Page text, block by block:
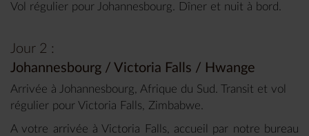
Vol régulier pour Johannesbourg. Dîner et nuit à bord.
Jour 2 :
Johannesbourg / Victoria Falls / Hwange
Arrivée à Johannesbourg, Afrique du Sud. Transit et vol
régulier pour Victoria Falls, Zimbabwe.
A votre arrivée à Victoria Falls, accueil par notre bureau